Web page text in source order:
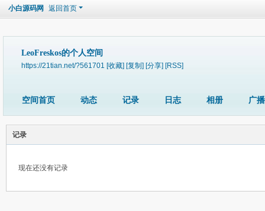
小白源码网 返回首页
LeoFreskos的个人空间
https://21tian.net/?561701 [收藏] [复制] [分享] [RSS]
空间首页 动态 记录 日志 相册 广播
记录
现在还没有记录